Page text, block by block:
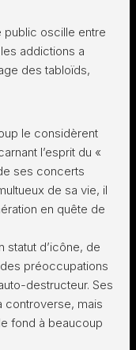
public oscille entre
addictions a
des tabloïds,
le considèrent
l’esprit du «
ses concerts
de sa vie, il
en quête de
statut d’icône, de
préoccupations
destructeur. Ses
controverse, mais
fond à beaucoup